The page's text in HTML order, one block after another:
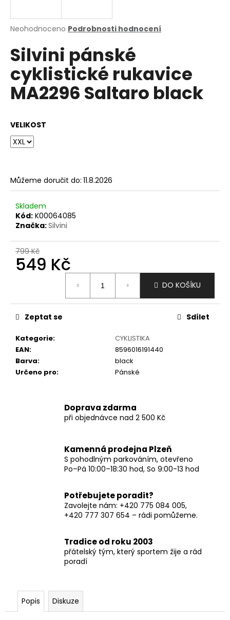
Průměrné
produktu
je
z
5
hvězdiček.
Neohodnoceno Podrobnosti hodnocení
Silvini pánské
cyklistické rukavice
MA2296 Saltaro black
VELIKOST
Můžeme doručit do: 11.8.2026
Skladem
Kód: K00064085
Značka:Silvini
799 Kč
549 Kč
DO KOŠÍKU
Kategorie:
CYKLISTIKA
EAN:
8596016191440
Barva:
black
Určeno pro: Pánské
Zeptat se Sdílet
Doprava zdarma
při objednávce nad 2 500 Kč
Kamenná prodejna Plzeň
S pohodlným parkováním, otevřeno
Po–Pá 10:00–18:30 hod, So 9:00-13 hod
Potřebujete poradit?
Zavolejte nám: +420 775 084 005,
+420 777 307 654 – rádi pomůžeme.
Tradice od roku 2003
přátelský tým, který sportem žije a rád
poradí
Popis Diskuze
j
t
?
o
p
u
č
u